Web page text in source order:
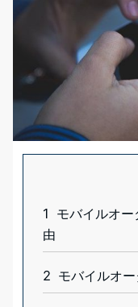
1 モバイルオ
由
2 モバイルオ